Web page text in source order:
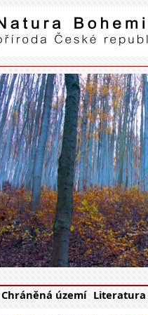
Chráněná území Literatura